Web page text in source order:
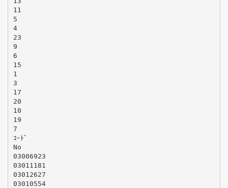
11
5
4
23
9
6
15
1
3
17
20
10
19
7
ｺｰﾄﾞ
No
03006923
03011181
03012627
03010554